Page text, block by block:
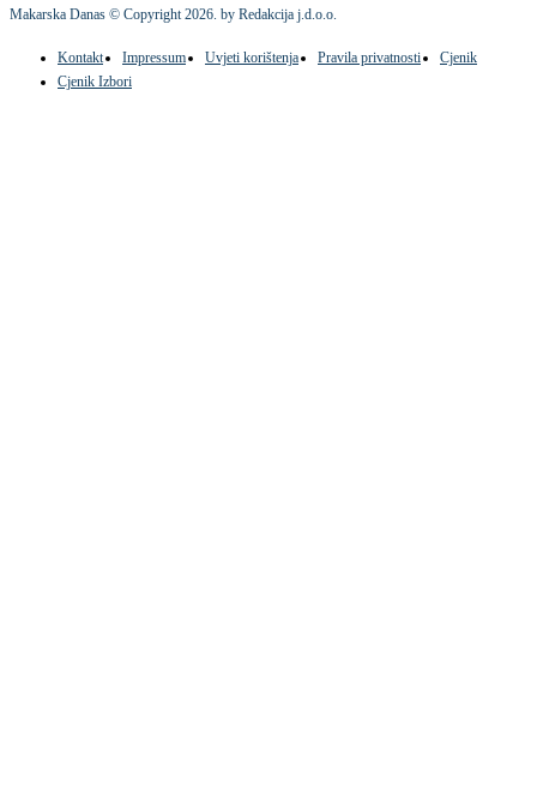
Makarska Danas © Copyright2026. by Redakcija j.d.o.o.
Kontakt Impressum Uvjeti korištenja Pravila privatnosti
Cjenik
Cjenik Izbori